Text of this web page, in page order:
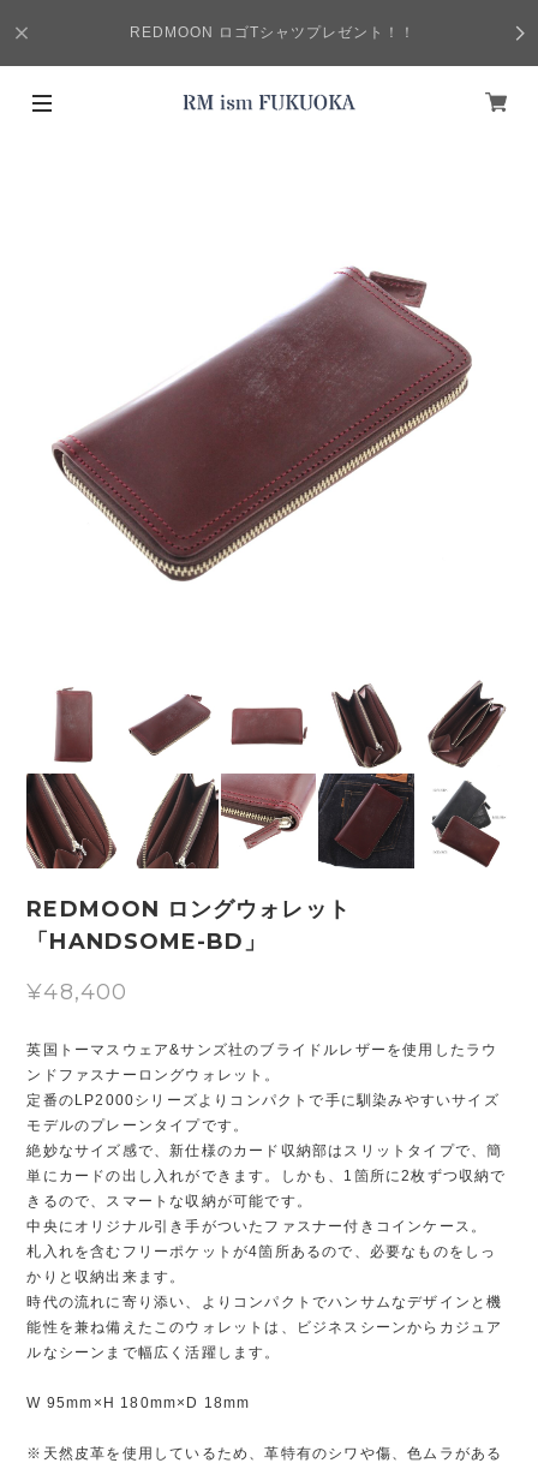
REDMOON ロゴTシャツプレゼント！！
REDMOON ロングウォレット
「HANDSOME-BD」
¥48,400
英国トーマスウェア&サンズ社のブライドルレザーを使用したラウ
ンドファスナーロングウォレット。
定番のLP2000シリーズよりコンパクトで手に馴染みやすいサイズ
モデルのプレーンタイプです。
絶妙なサイズ感で、新仕様のカード収納部はスリットタイプで、簡
単にカードの出し入れができます。しかも、1箇所に2枚ずつ収納で
きるので、スマートな収納が可能です。
中央にオリジナル引き手がついたファスナー付きコインケース。
札入れを含むフリーポケットが4箇所あるので、必要なものをしっ
かりと収納出来ます。
時代の流れに寄り添い、よりコンパクトでハンサムなデザインと機
能性を兼ね備えたこのウォレットは、ビジネスシーンからカジュア
ルなシーンまで幅広く活躍します。
W 95mm×H 180mm×D 18mm
※天然皮革を使用しているため、革特有のシワや傷、色ムラがある